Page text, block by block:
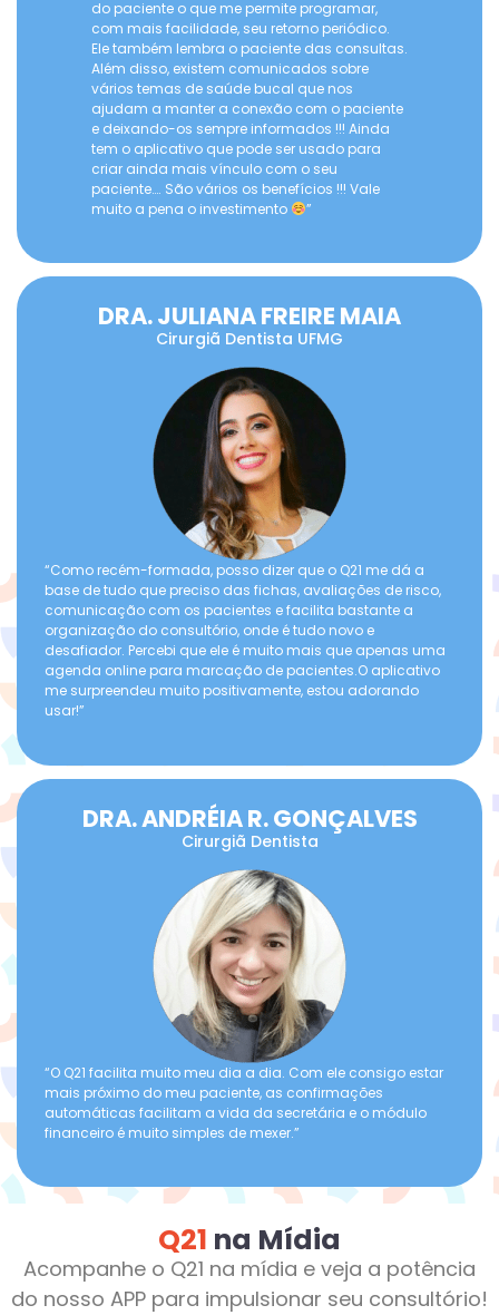
do paciente o que me permite programar,
com mais facilidade, seu retorno periódico.
Ele também lembra o paciente das consultas.
Além disso, existem comunicados sobre
vários temas de saúde bucal que nos
ajudam a manter a conexão com o paciente
e deixando-os sempre informados !!! Ainda
tem o aplicativo que pode ser usado para
criar ainda mais vínculo com o seu
paciente…. São vários os benefícios !!! Vale
muito a pena o investimento
”
DRA. JULIANA FREIRE MAIA
Cirurgiã Dentista UFMG
“Como recém-formada, posso dizer que o Q21 me dá a
base de tudo que preciso das fichas, avaliações de risco,
comunicação com os pacientes e facilita bastante a
organização do consultório, onde é tudo novo e
desafiador. Percebi que ele é muito mais que apenas uma
agenda online para marcação de pacientes.O aplicativo
me surpreendeu muito positivamente, estou adorando
usar!”
DRA. ANDRÉIA R. GONÇALVES
Cirurgiã Dentista
“O Q21 facilita muito meu dia a dia. Com ele consigo estar
mais próximo do meu paciente, as confirmações
automáticas facilitam a vida da secretária e o módulo
financeiro é muito simples de mexer.”
Q21 na Mídia
Acompanhe o Q21 na mídia e veja a potência
do nosso APP para impulsionar seu consultório!